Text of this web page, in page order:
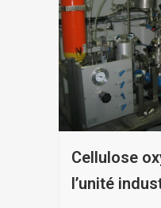
Cellulose
l’unité